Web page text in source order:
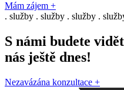
Mám zájem +
. služby . služby . služby .
S námi budete
nás ještě dnes!
Nezavázána konzultace +